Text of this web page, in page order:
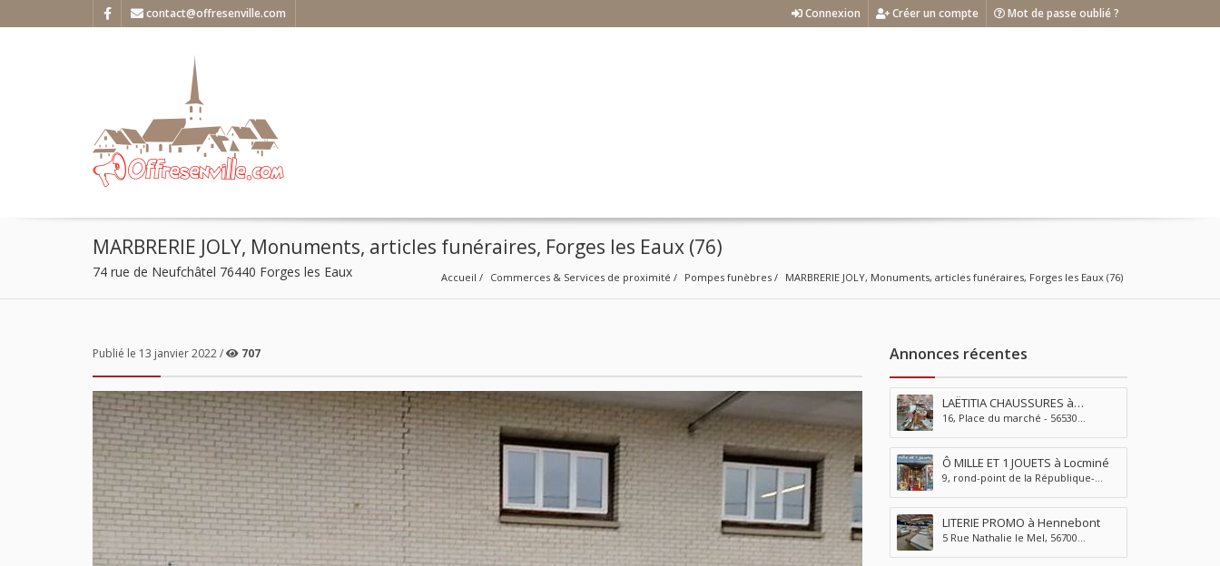
contact@offresenville.com Connexion Créer un compte Mot de passe oublié ?
MARBRERIE JOLY, Monuments, articles funéraires, Forges les Eaux (76)
74 rue de Neufchâtel 76440 Forges les Eaux Accueil Commerces & Services de proximité Pompes funèbres MARBRERIE JOLY, Monuments, articles funéraires, Forges les Eaux (76)
Publié le 13 janvier 2022 / 707 Annonces récentes
LAËTITIA CHAUSSURES à
Pluvigner
16, Place du marché - 56530
Ô MILLE ET 1 JOUETS à Locminé
9, rond-point de la République-
LITERIE PROMO à Hennebont
5 Rue Nathalie le Mel, 56700